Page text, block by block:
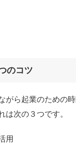
のコツ
がら起業のための
は次の３つです。
用